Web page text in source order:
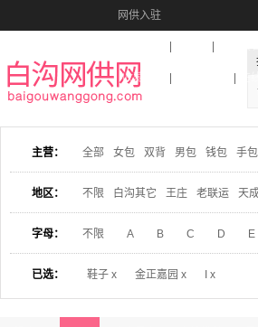
网供入驻
收藏本站
主营： 全部 女包 双背 男包 钱包 手包
地区： 不限 白沟其它 王庄 老联运 天
字母： 不限 A B C D E
已选： 鞋子 x 金正嘉园 x I x